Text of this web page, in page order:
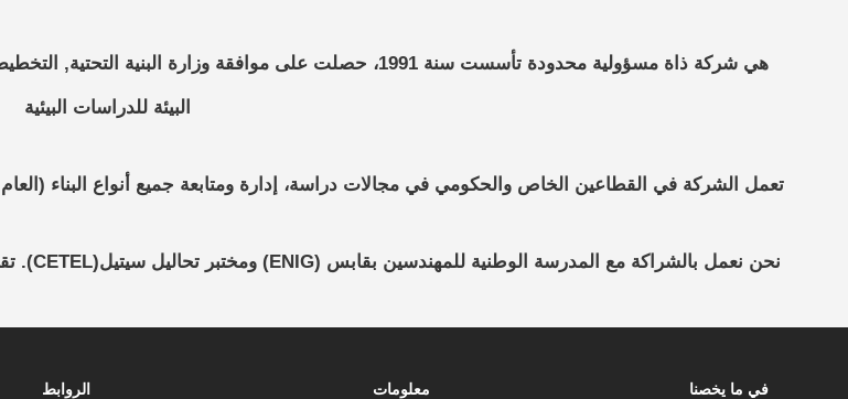
هي شركة ذاة مسؤولية محدودة تأسست سنة 1991، حصلت على موافقة
البيئة للدراسات البيئية
تعمل الشركة في القطاعين الخاص والحكومي في مجالات دراسة، إدارة ومتابعة جميع أنواع البناء (العام
نحن نعمل بالشراكة مع المدرسة الوطنية للمهندسين بقابس (ENIG) ومختبر تحاليل سيتيل(CETEL). تقوم الشركة بعمليات البناء المهمة بالتعاون مع الشركات المعتمدة من الدولة
في ما يخصنا معلومات الروابط